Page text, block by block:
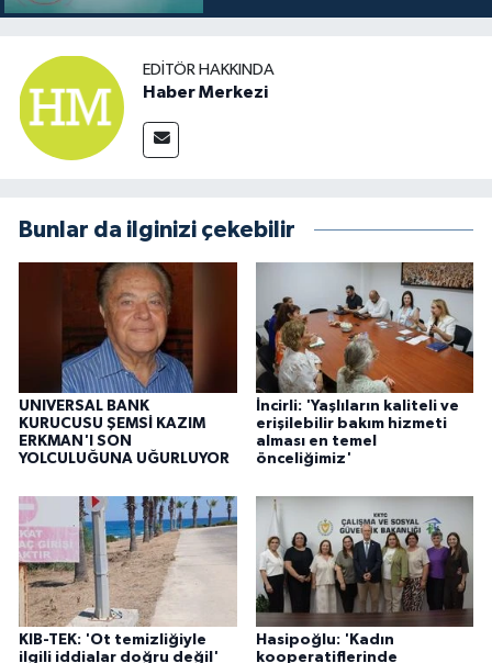
EDITÖR HAKKINDA
Haber Merkezi
Bunlar da ilginizi çekebilir
UNIVERSAL BANK
KURUCUSU ŞEMSİ KAZIM
ERKMAN'I SON
YOLCULUĞUNA UĞURLUYOR
İncirli: 'Yaşlıların kaliteli ve
erişilebilir bakım hizmeti
alması en temel
önceliğimiz'
KIB-TEK: 'Ot temizliğiyle
ilgili iddialar doğru değil'
Hasipoğlu: 'Kadın
kooperatiflerinde